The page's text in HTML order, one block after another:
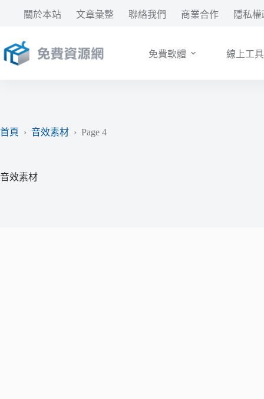
要
內
關於本站 文章彙整 聯絡我們 商業合作 隱私
免費軟體 線上工具
首頁 › 音效素材 › Page 4
音效素材